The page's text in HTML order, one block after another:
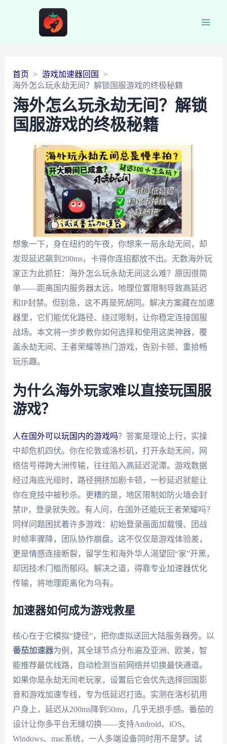
首页
游戏加速器回国
海外怎么玩永劫无间？解锁国服游戏的终极秘籍
海外怎么玩永劫无间？解锁
国服游戏的终极秘籍
想象一下，身在纽约的午夜，你想来一局永劫无间，却
发现延迟飙到200ms，卡得你连招都放不出。无数海外玩
家正为此抓狂：海外怎么玩永劫无间这么难？原因很简
单——距离国内服务器太远，地理位置限制导致高延迟
和IP封禁。但别急，这不再是死胡同。解决方案藏在加速
器里，它们能优化路径、绕过限制，让你稳定连接国服
战场。本文将一步步教你如何选择和使用这类神器，覆
盖永劫无间、王者荣耀等热门游戏，告别卡顿、重拾畅
玩乐趣。
为什么海外玩家难以直接玩国服
游戏？
人在国外可以玩国内的游戏吗？答案是理论上行，实操
中却危机四伏。你在伦敦或洛杉矶，打开永劫无间，网
络信号得跨大洲传输，往往陷入高延迟泥潭。游戏数据
经过海底光缆时，路径拥挤加剧卡顿，一秒延迟就能让
你在竞技中被秒杀。更糟的是，地区限制如防火墙会封
禁IP，登录就失败。有人问，在国外还能玩王者荣耀吗？
同样问题困扰着许多游戏：初始登录画面加载慢、团战
时帧率骤降，团队协作崩盘。这不仅仅是游戏体验差，
更是情感连接断裂，留学生和海外华人渴望回“家”开黑，
却因技术门槛而郁闷。解决之道，得靠专业加速器优化
传输，将地理距离化为乌有。
加速器如何成为游戏救星
核心在于它模拟“捷径”，把你虚拟送回大陆服务器旁。以
番茄加速器为例，其全球节点分布遍及亚洲、欧美，智
能推荐最优线路，自动检测当前网络并切换最快通道。
如果你是永劫无间老玩家，设置后它会优先选择回国影
音和游戏加速专线，专为低延迟打造。实测在洛杉矶用
户身上，延迟从200ms降到50ms，几乎无损手感。番茄的
设计让你多平台无缝切换——支持Android、iOS、
Windows、mac系统，一人多端设备同时用不是梦。试